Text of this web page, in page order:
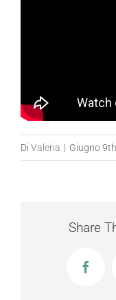
Di Valeria | Giugno
Share